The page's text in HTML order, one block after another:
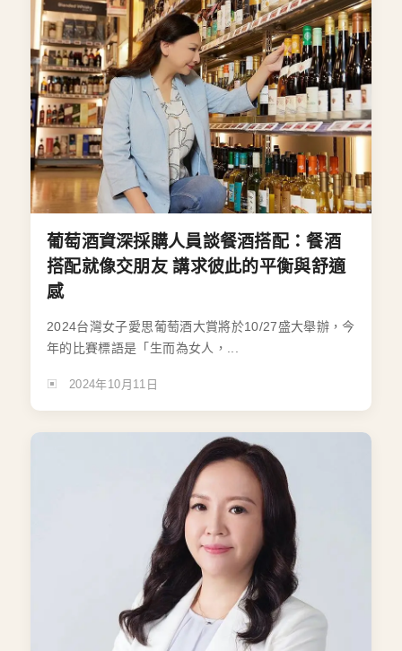
葡萄酒資深採購人員談餐酒搭配：餐酒
搭配就像交朋友 講求彼此的平衡與舒適
感
2024台灣女子愛思葡萄酒大賞將於10/27盛大舉辦，今
年的比賽標語是「生而為女人，...
2024年10月11日